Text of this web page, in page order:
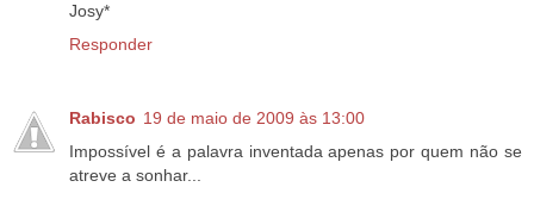
Josy*
Responder
Rabisco 19 de maio de 2009 às 13:00
Impossível é a palavra inventada apenas por quem não se
atreve a sonhar...